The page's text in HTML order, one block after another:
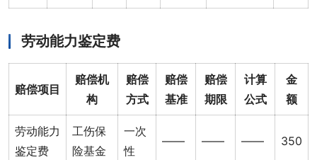
劳动能力鉴定费
赔偿项目
赔偿机
构
赔偿
方式
赔偿
基准
赔偿
期限
计算
公式
金
额
劳动能力
鉴定费
工伤保
险基金
一次
性
—— —— —— 350